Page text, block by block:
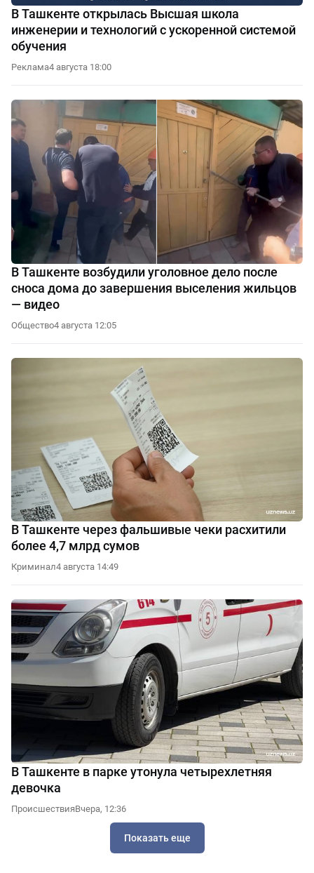
В Ташкенте открылась Высшая школа
инженерии и технологий с ускоренной системой
обучения
Реклама4 августа 18:00
В Ташкенте возбудили уголовное дело после
сноса дома до завершения выселения жильцов
— видео
Общество4 августа 12:05
В Ташкенте через фальшивые чеки расхитили
более 4,7 млрд сумов
Криминал4 августа 14:49
В Ташкенте в парке утонула четырехлетняя
девочка
ПроисшествияВчера, 12:36
Показать еще